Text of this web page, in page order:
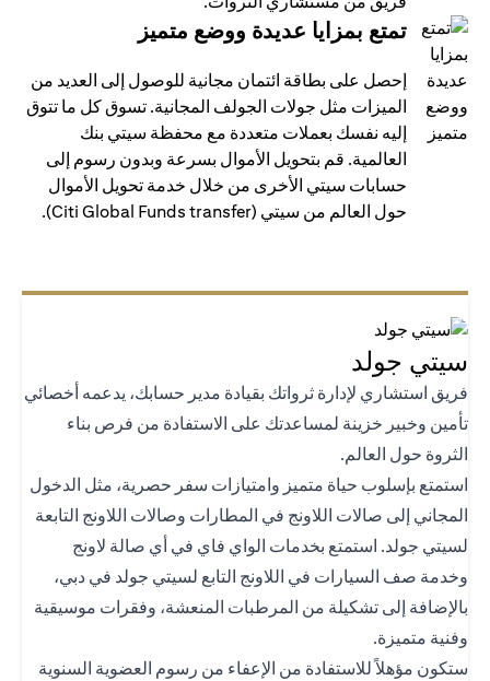
تمتع بمزايا عديدة ووضع متميز
إحصل على بطاقة ائتمان مجانية للوصول إلى العديد من
الميزات مثل جولات الجولف المجانية. تسوق كل ما تتوق
إليه نفسك بعملات متعددة مع محفظة سيتي بنك
العالمية. قم بتحويل الأموال بسرعة وبدون رسوم إلى
حسابات سيتي الأخرى من خلال خدمة تحويل الأموال
حول العالم من سيتي (Citi Global Funds transfer).
جولد
استشاري لإدارة ثرواتك بقيادة مدير حسابك، يدعمه أخصائي
وخبير خزينة لمساعدتك على الاستفادة من فرص بناء
حول العالم.
بإسلوب حياة متميز وامتيازات سفر حصرية، مثل الدخول
إلى صالات اللاونج في المطارات وصالات اللاونج التابعة
جولد. استمتع بخدمات الواي فاي في أي صالة لاونج
صف السيارات في اللاونج التابع لسيتي جولد في دبي،
إلى تشكيلة من المرطبات المنعشة، وفقرات موسيقية
متميزة.
مؤهلاً للاستفادة من الإعفاء من رسوم العضوية السنوية